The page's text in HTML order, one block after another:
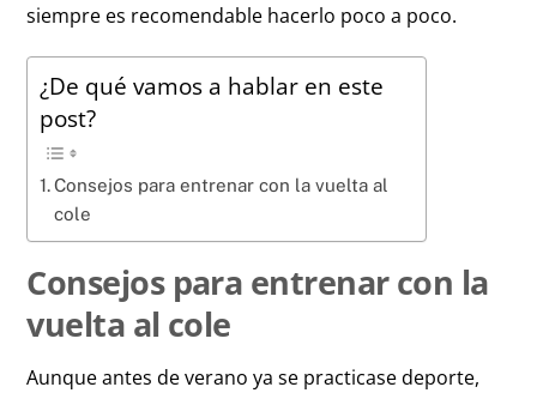
siempre es recomendable hacerlo poco a poco.
¿De qué vamos a hablar en este
post?
Consejos para entrenar con la vuelta al
cole
Consejos para entrenar con la
vuelta al cole
Aunque antes de verano ya se practicase deporte,